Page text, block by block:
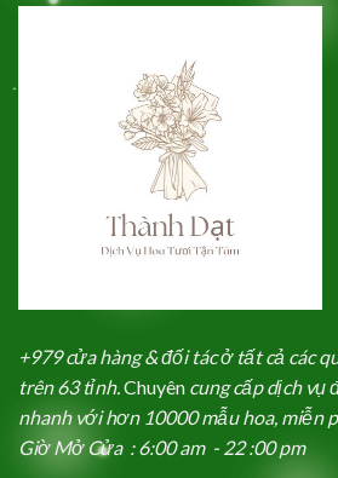
+979 cửa hàng & đối tác ở tất cả các
trên 63 tỉnh.Chuyên cung cấp dịch vụ
nhanh với hơn 10000 mẫu hoa, miễn
Giờ Mở Cửa : 6:00 am - 22 :00 pm